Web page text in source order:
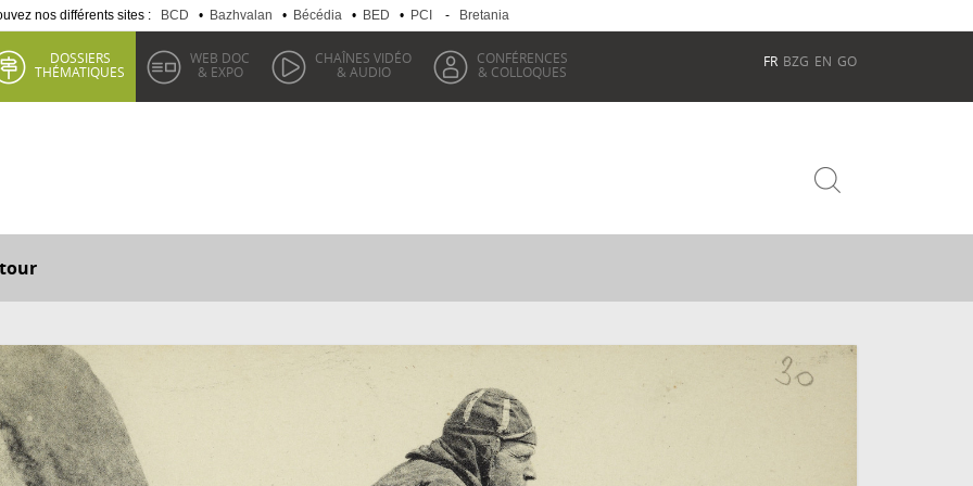
nos différents sites : BCD • Bazhvalan • Bécédia • BED • PCI - Bretania
DOSSIERS
THÉMATIQUES
WEB DOC
& EXPO
CHAÎNES VIDÉO
& AUDIO
CONFÉRENCES
& COLLOQUES
FR BZG EN GO